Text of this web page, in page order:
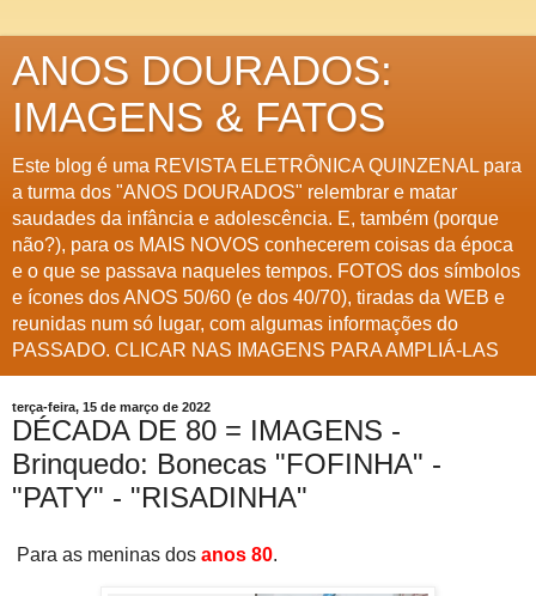
ANOS DOURADOS:
IMAGENS & FATOS
Este blog é uma REVISTA ELETRÔNICA QUINZENAL para
a turma dos "ANOS DOURADOS" relembrar e matar
saudades da infância e adolescência. E, também (porque
não?), para os MAIS NOVOS conhecerem coisas da época
e o que se passava naqueles tempos. FOTOS dos símbolos
e ícones dos ANOS 50/60 (e dos 40/70), tiradas da WEB e
reunidas num só lugar, com algumas informações do
PASSADO. CLICAR NAS IMAGENS PARA AMPLIÁ-LAS
terça-feira, 15 de março de 2022
DÉCADA DE 80 = IMAGENS -
Brinquedo: Bonecas "FOFINHA" -
"PATY" - "RISADINHA"
Para as meninas dos anos 80.